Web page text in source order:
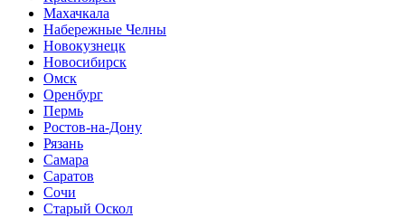
Махачкала
Набережные Челны
Новокузнецк
Новосибирск
Омск
Оренбург
Пермь
Ростов-на-Дону
Рязань
Самара
Саратов
Сочи
Старый Оскол